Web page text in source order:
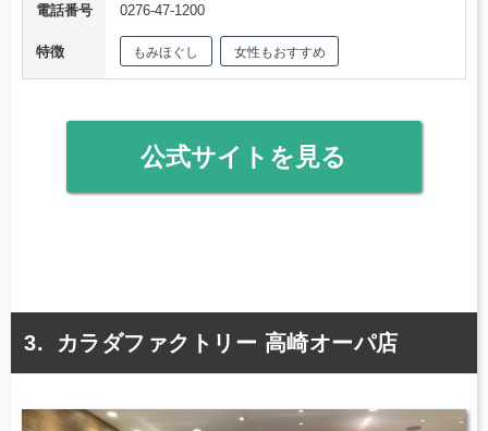
電話番号
0276-47-1200
特徴 もみほぐし 女性もおすすめ
公式サイトを見る
カラダファクトリー 高崎オーパ店